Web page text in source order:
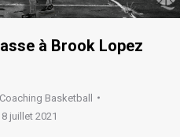
à Brook Lopez
Coaching Basketball
8 juillet 2021